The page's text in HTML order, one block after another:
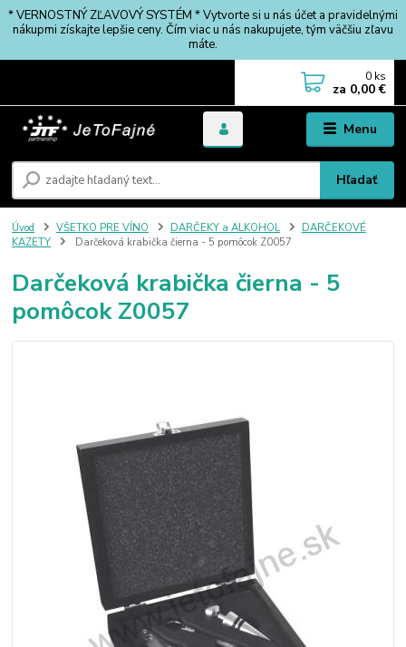
* VERNOSTNÝ ZĽAVOVÝ SYSTÉM * Vytvorte si u nás účet a pravidelnými
nákupmi získajte lepšie ceny. Čím viac u nás nakupujete, tým väčšiu zľavu
máte.
Menu
Hľadať
0 ks
za 0,00 €
Úvod VŠETKO PRE VÍNO DARČEKY a ALKOHOL
DARČEKOVÉ
KAZETY
Darčeková krabička čierna - 5 pomôcok Z0057
Darčeková krabička čierna - 5
pomôcok Z0057